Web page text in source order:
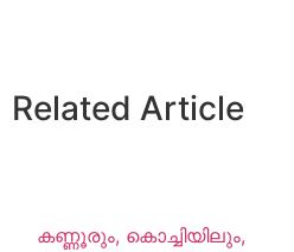
Related Article
കണ്ണൂരും, കൊച്ചിയിലും,